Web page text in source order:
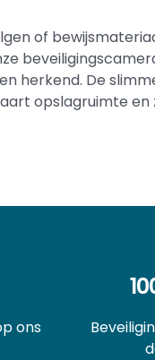
of
herkend. De
opslagruimte
ons